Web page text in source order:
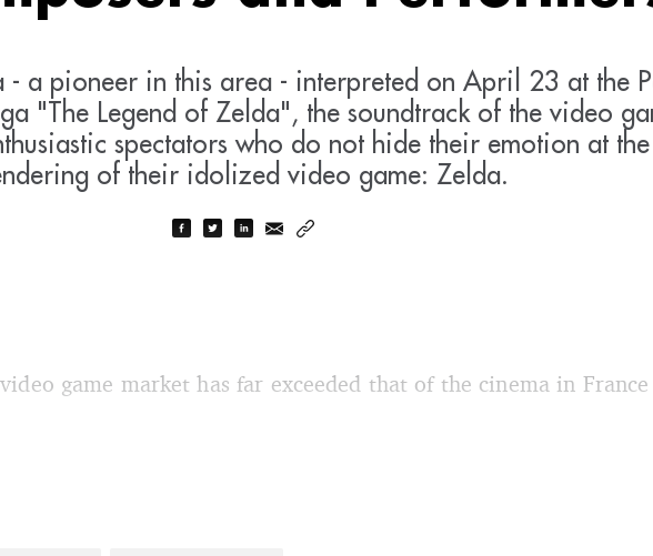
- a pioneer in this area - interpreted on April 23 at the
"The Legend of Zelda", the soundtrack of the video
spectators who do not hide their emotion at the
of their idolized video game: Zelda.
game market has far exceeded that of the cinema in